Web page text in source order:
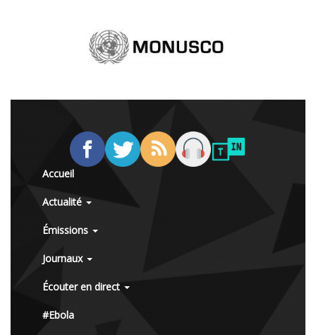
Accueil
Actualité
Émissions
Journaux
Écouter en direct
#Ebola